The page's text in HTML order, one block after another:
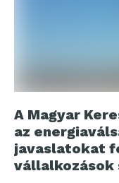
A Magyar
az
javaslatokat
vállalkozások